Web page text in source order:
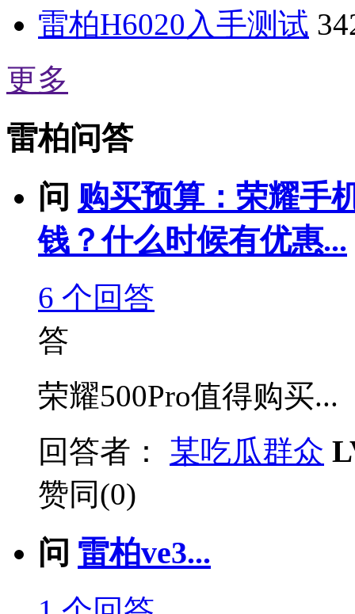
雷柏H6020入手测试
更多
雷柏问答
问 购买预算：荣耀手
钱？什么时候有优惠...
6 个回答
答
荣耀500Pro值得购买...
回答者：
某吃瓜群众
赞同(0)
问 雷柏ve3...